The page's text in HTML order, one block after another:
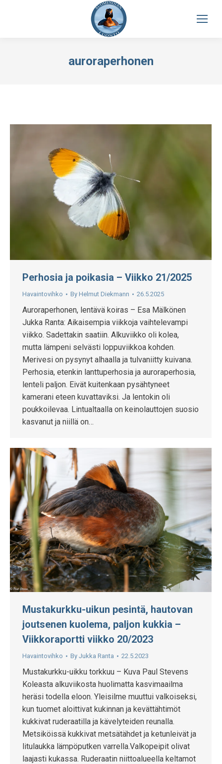
auroraperhonen
Perhosia ja poikasia – Viikko 21/2025
Havaintovihko By Helmut Diekmann 26.5.2025
Auroraperhonen, lentävä koiras – Esa Mälkönen
Jukka Ranta: Aikaisempia viikkoja vaihtelevampi
viikko. Sadettakin saatiin. Alkuviikko oli kolea,
mutta lämpeni selvästi loppuviikkoa kohden.
Merivesi on pysynyt alhaalla ja tulvaniitty kuivana.
Perhosia, etenkin lanttuperhosia ja auroraperhosia,
lenteli paljon. Eivät kuitenkaan pysähtyneet
kamerani eteen kuvattaviksi. Ja lentokin oli
poukkoilevaa. Lintualtaalla on keinolauttojen suosio
kasvanut ja niillä on…
Mustakurkku-uikun pesintä, hautovan
joutsenen kuolema, paljon kukkia –
Viikkoraportti viikko 20/2023
Havaintovihko By Jukka Ranta 22.5.2023
Mustakurkku-uikku torkkuu – Kuva Paul Stevens
Koleasta alkuviikosta huolimatta kasvimaailma
heräsi todella eloon. Yleisilme muuttui valkoiseksi,
kun tuomet aloittivat kukinnan ja kevättähtimöt
kukkivat ruderaatilla ja kävelyteiden reunalla.
Metsiköissä kukkivat metsätähdet ja ketunleivät ja
litulaukka lämpöputken varrella.Valkopeipit olivat
laajasti kukassa. Ruderaatin niittoalueella keltamot